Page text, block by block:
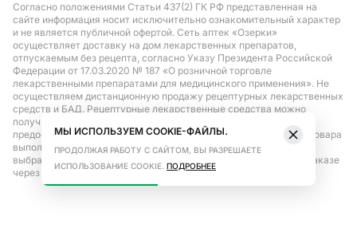
Согласно положениями Статьи 437(2) ГК РФ представленная на
сайте информация носит исключительно ознакомительный характер
и не является публичной офертой. Сеть аптек «Озерки»
осуществляет доставку на дом лекарственных препаратов,
отпускаемым без рецепта, согласно Указу Президента Российской
Федерации от 17.03.2020 № 187 «О розничной торговле
лекарственными препаратами для медицинского применения». Не
осуществляем дистанционную продажу рецептурных лекарственных
средств и БАД. Рецептурные лекарственные средства можно
получить только при помощи самовывоза в аптеке при
предоставлении рецепта, выписанного врачом. Бронирование товара
выполняется при условиях последующего выкупа заказа в
выбранном аптечном пункте. Цена действительна только при заказе
через сайт.
МЫ ИСПОЛЬЗУЕМ COOKIE-ФАЙЛЫ.
ПРОДОЛЖАЯ РАБОТУ С САЙТОМ, ВЫ РАЗРЕШАЕТЕ
ИСПОЛЬЗОВАНИЕ COOKIE. ПОДРОБНЕЕ